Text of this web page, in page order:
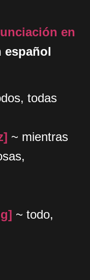
en
español
todas
~ mientras
~ todo,